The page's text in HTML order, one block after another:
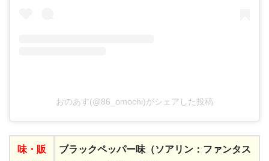
おのあす(@86_omochi)がシェアした投稿
味・ 販
ブラックペッパー味（ソアリン：ファンタス